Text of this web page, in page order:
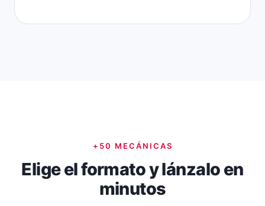
+50 MECÁNICAS
Elige el formato y lánzalo en
minutos